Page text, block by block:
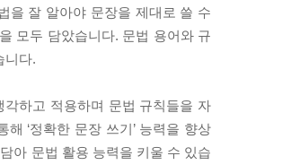
을 잘 알아야 문장을 제대로 쓸 수
모두 담았습니다. 문법 용어와 규
니다.
하고 적용하며 문법 규칙들을 자
‘정확한 문장 쓰기’ 능력을 향상
아 문법 활용 능력을 키울 수 있습